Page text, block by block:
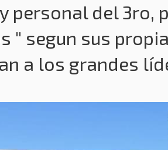
personal del 3ro,
" segun sus
a los grandes